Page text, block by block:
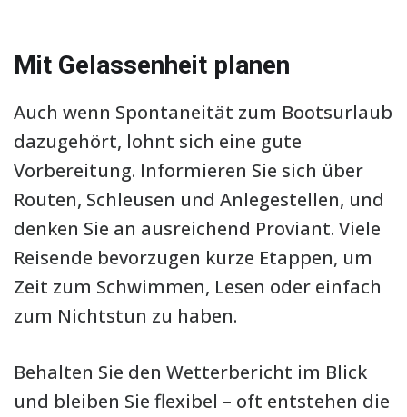
Mit Gelassenheit planen
Auch wenn Spontaneität zum Bootsurlaub
dazugehört, lohnt sich eine gute
Vorbereitung. Informieren Sie sich über
Routen, Schleusen und Anlegestellen, und
denken Sie an ausreichend Proviant. Viele
Reisende bevorzugen kurze Etappen, um
Zeit zum Schwimmen, Lesen oder einfach
zum Nichtstun zu haben.
Behalten Sie den Wetterbericht im Blick
und bleiben Sie flexibel – oft entstehen die